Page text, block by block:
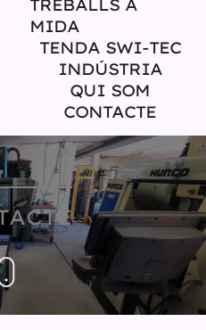
TREBALLS A
MIDA
TENDA SWI-TEC
INDÚSTRIA
QUI SOM
CONTACTE